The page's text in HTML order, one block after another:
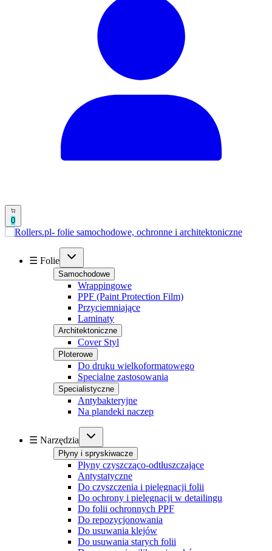
0
☰ Folie
Samochodowe
Wrappingowe
PPF (Paint Protection Film)
Przyciemniające
Laminaty
Architektoniczne
Cover Styl
Ploterowe
Do druku wielkoformatowego
Specialne zastosowania
Specialistyczne
Antybakteryjne
Na plandeki naczep
☰ Narzędzia
Płyny i spryskiwacze
Płyny czyszcząco-odtłuszczające
Antystatyczne
Do czyszczenia i pielęgnacji folii
Do ochrony i pielęgnacji w detailingu
Do folii ochronnych PPF
Do repozycjonowania
Do usuwania klejów
Do usuwania starych folii